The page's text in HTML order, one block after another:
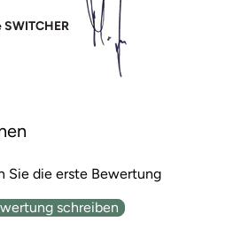
SWITCHER
Sie die erste Bewertung
schreiben